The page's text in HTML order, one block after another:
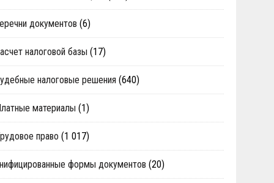
документов (6)
налоговой базы (17)
налоговые решения (640)
материалы (1)
право (1 017)
формы документов (20)